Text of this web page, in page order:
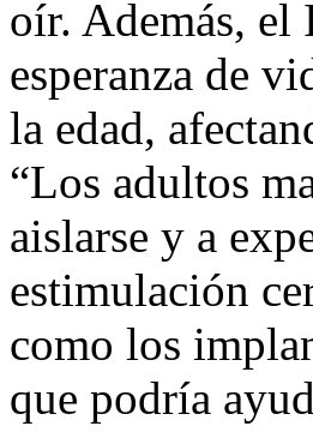
oír. Además, el
esperanza de
la edad,
“Los adultos
aislarse y a
estimulación
como los
que podría